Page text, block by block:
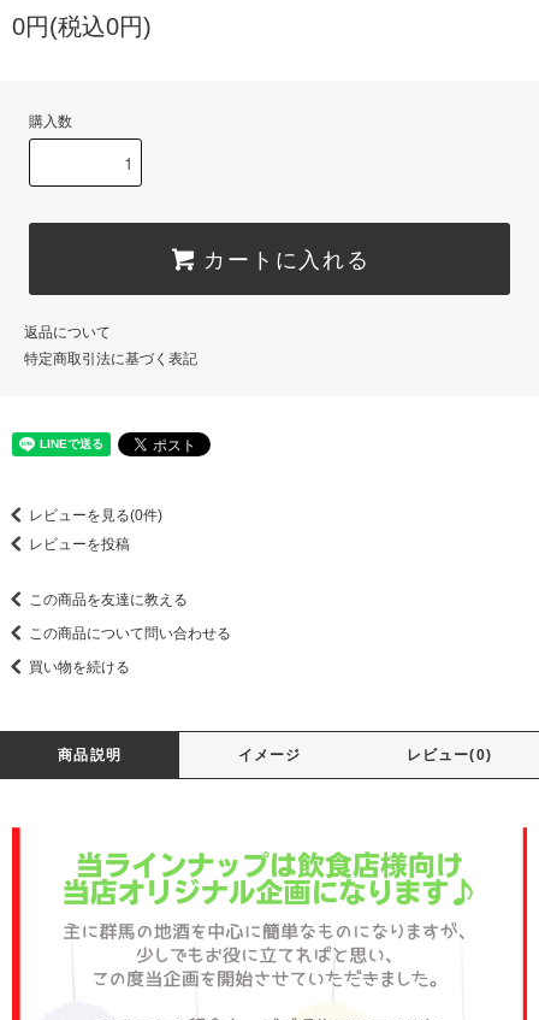
0円(税込0円)
購入数
カートに入れる
返品について
特定商取引法に基づく表記
レビューを見る(0件)
レビューを投稿
この商品を友達に教える
この商品について問い合わせる
買い物を続ける
商品説明 イメージ レビュー(0)